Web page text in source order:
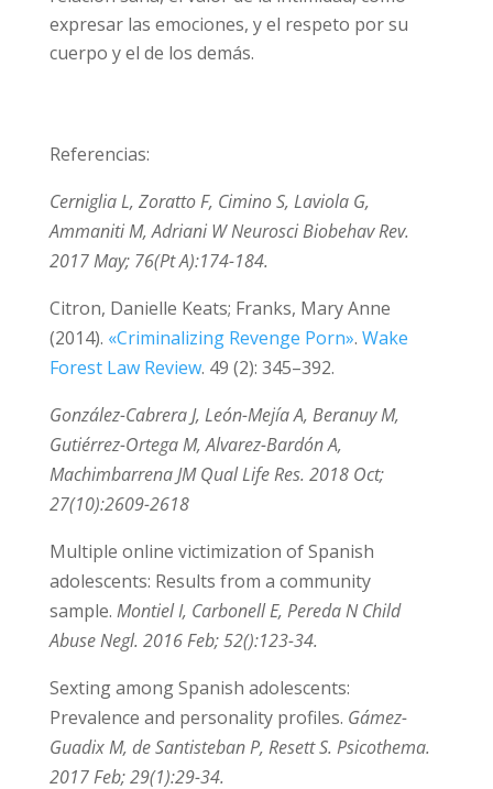
es primordial que cada persona, desde que es
niño, sea consciente de lo que significa una
Referencias:
Ammaniti M, Adriani W Neurosci Biobehav Rev.
2017 May; 76(Pt A):174-184.
(2014).«Criminalizing Revenge Porn».Wake
Forest Law Review. 49 (2): 345–392.
González-Cabrera J, León-Mejía A, Beranuy M,
Machimbarrena JM Qual Life Res. 2018 Oct;
27(10):2609-2618
Multiple online victimization of Spanish
sample.Montiel I, Carbonell E, Pereda N Child
Abuse Negl. 2016 Feb; 52():123-34.
Sexting among Spanish adolescents: